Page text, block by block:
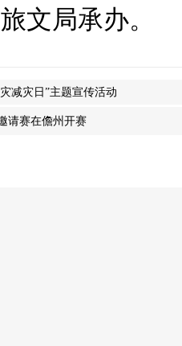
文局承办。
减灾日”主题宣传活动
请赛在儋州开赛